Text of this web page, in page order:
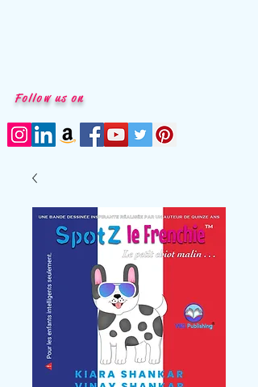
Follow us on